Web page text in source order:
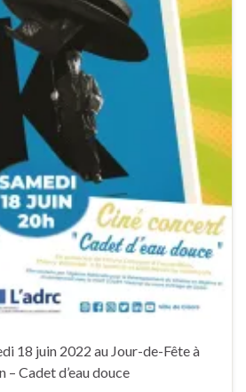
18 juin 2022 au Jour-de-Fête à
Cadet d’eau douce